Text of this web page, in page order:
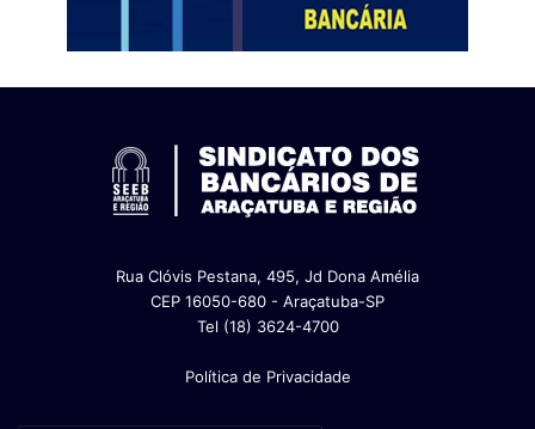
Rua Clóvis Pestana, 495, Jd Dona Amélia
CEP 16050-680 - Araçatuba-SP
Tel (18) 3624-4700
Política de Privacidade